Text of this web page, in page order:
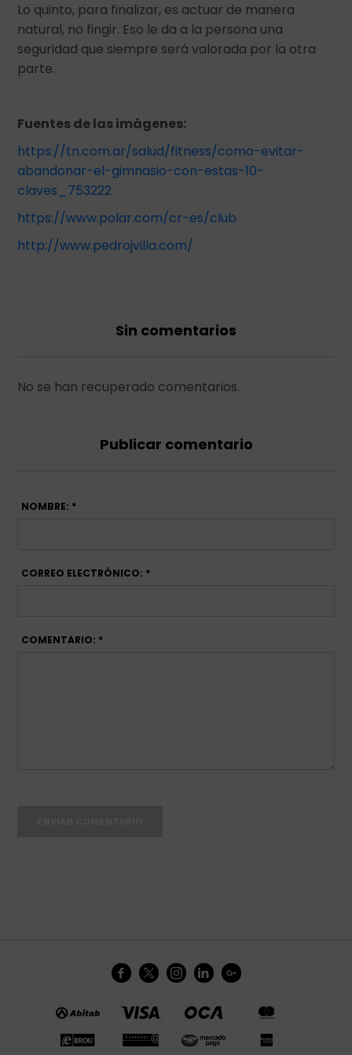
Lo quinto, para finalizar, es actuar de manera
natural, no fingir. Eso le da a la persona una
seguridad que siempre será valorada por la otra
parte.
Fuentes de las imágenes:
https://tn.com.ar/salud/fitness/como-evitar-
abandonar-el-gimnasio-con-estas-10-
claves_753222
https://www.polar.com/cr-es/club
http://www.pedrojvilla.com/
Sin comentarios
No se han recuperado comentarios.
Publicar comentario
NOMBRE: *
CORREO ELECTRÓNICO: *
COMENTARIO: *
    